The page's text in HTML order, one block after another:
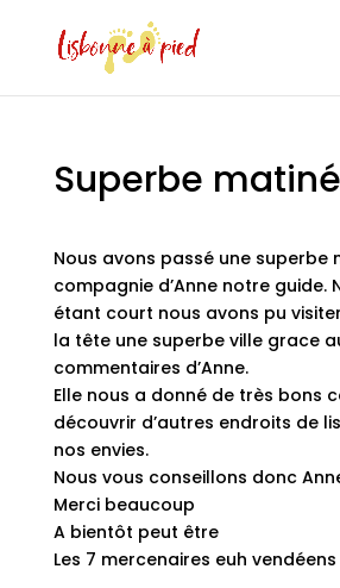
Superbe
Nous avons passé une superbe
compagnie d’Anne notre guide.
étant court nous avons pu
la tête une superbe ville grace
commentaires d’Anne.
Elle nous a donné de très bons
découvrir d’autres endroits de
nos envies.
Nous vous conseillons donc
Merci beaucoup
A bientôt peut être
Les 7 mercenaires euh vendéens